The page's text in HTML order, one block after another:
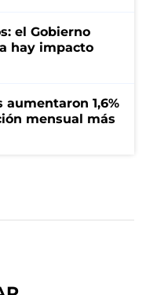
el Gobierno
hay impacto
aumentaron 1,6%
mensual más